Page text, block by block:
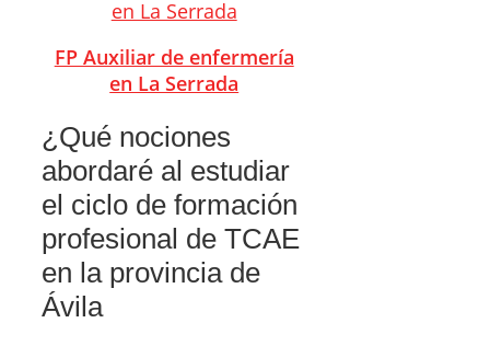
FP Auxiliar de enfermería
en La Serrada
¿Qué nociones
abordaré al estudiar
el ciclo de formación
profesional de TCAE
en la provincia de
Ávila